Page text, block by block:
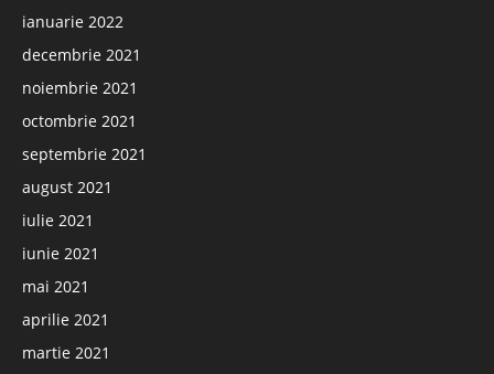
ianuarie 2022
decembrie 2021
noiembrie 2021
octombrie 2021
septembrie 2021
august 2021
iulie 2021
iunie 2021
mai 2021
aprilie 2021
martie 2021